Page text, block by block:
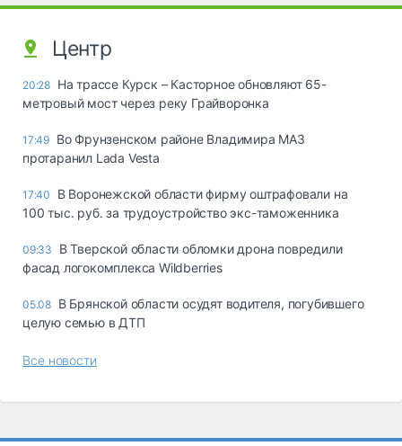
Центр
20:28 На трассе Курск – Касторное обновляют 65-
метровый мост через реку Грайворонка
17:49 Во Фрунзенском районе Владимира МАЗ
протаранил Lada Vesta
17:40
В Воронежской области фирму оштрафовали на
100 тыс. руб. за трудоустройство экс-таможенника
09:33
В Тверской области обломки дрона повредили
фасад логокомплекса Wildberries
05.08 В Брянской области осудят водителя, погубившего
целую семью в ДТП
Все новости